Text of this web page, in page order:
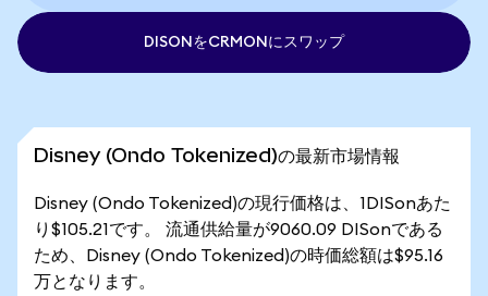
DISONをCRMONにスワップ
Disney (Ondo Tokenized)の最新市場情報
Disney (Ondo Tokenized)の現行価格は、1DISonあた
り$105.21です。 流通供給量が9060.09 DISonである
ため、Disney (Ondo Tokenized)の時価総額は$95.16
万となります。